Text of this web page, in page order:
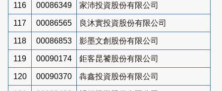
116 00086349 家沛投資股份有限公司
117 00086565 良沐實投資股份有限公司
118 00086853 影墨文創股份有限公司
119 00090174 鉅客昆饕股份有限公司
120 00090370 犇鑫投資股份有限公司